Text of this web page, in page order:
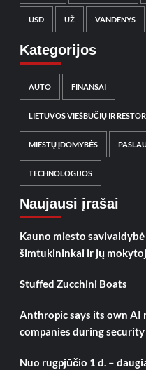
USD UŽ VANDENYS
Kategorijos
AUTO FINANSAI
LIETUVOS VIEŠBUČIŲ IR
MIESTŲ ĮDOMYBĖS
TECHNOLOGIJOS
Naujausi įrašai
Kauno miesto
šimtukininkai ir jų
Stuffed Zucchini Boats
Anthropic says its own AI
companies during
Nuo rugpjūčio 1 d. –